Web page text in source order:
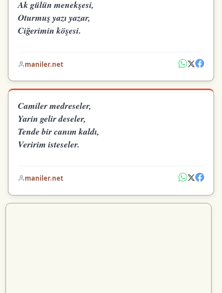
Ak gülün menekşesi,
Oturmuş yazı yazar,
Ciğerimin köşesi.
maniler.net
Camiler medreseler,
Yarin gelir deseler,
Tende bir canım kaldı,
Veririm isteseler.
maniler.net